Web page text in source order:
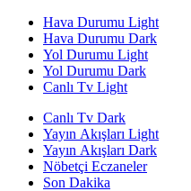
Hava Durumu Light
Hava Durumu Dark
Yol Durumu Light
Yol Durumu Dark
Canlı Tv Light
Canlı Tv Dark
Yayın Akışları Light
Yayın Akışları Dark
Nöbetçi Eczaneler
Son Dakika